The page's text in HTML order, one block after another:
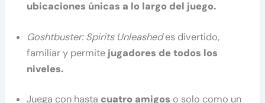
ubicaciones únicas a lo largo del juego.
Goshtbuster: Spirits Unleashedes divertido,
familiar y permite jugadores de todos los
niveles.
Juega con hasta cuatro amigos o solo como un